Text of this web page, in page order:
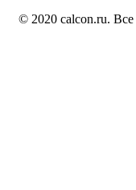
© 2020 calcon.ru.